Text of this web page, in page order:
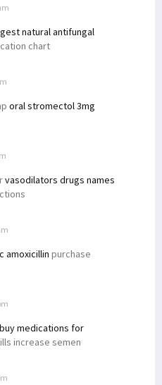
natural antifungal
chart
oral stromectol 3mg
vasodilators drugs names
amoxicillin purchase
buy medications for
increase semen